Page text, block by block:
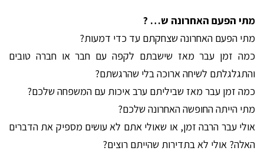
מתי הפעם האחרונה ש… ?
מתי הפעם האחרונה שצחקתם עד כדי דמעות?
כמה זמן עבר מאז שישבתם לקפה עם חבר או חברה טובים
והתגלגלתם לשיחה ארוכה בלי שהרגשתם?
כמה זמן עבר מאז שביליתם ערב איכות עם המשפחה שלכם?
מתי הייתה החופשה האחרונה שלכם?
אולי עבר הרבה זמן, או שאולי אתם לא עושים מספיק את הדברים
האלה? אולי לא בתדירות שהייתם רוצים?